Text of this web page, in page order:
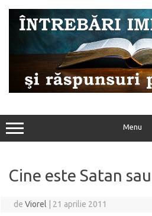
conținut
Menu
Cine este Satan
de Viorel 21 aprilie 2011